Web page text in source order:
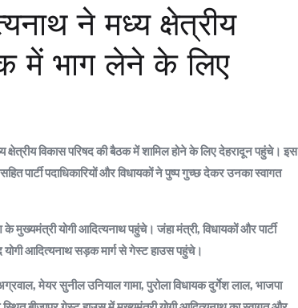
ने मध्य क्षेत्रीय
में भाग लेने के लिए
विकास परिषद की बैठक में शामिल होने के लिए देहरादून पहुंचे। इस
पार्टी पदाधिकारियों और विधायकों ने पुष्प गुच्छ देकर उनका स्वागत
योगी आदित्यनाथ पहुंचे। जंहा मंत्री, विधायकों और पार्टी
आदित्यनाथ सड़क मार्ग से गेस्ट हाउस पहुंचे।
मेयर सुनील उनियाल गामा, पुरोला विधायक दुर्गेश लाल, भाजपा